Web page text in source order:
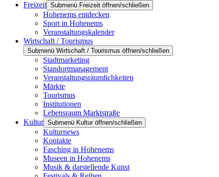
Freizeit Submenü Freizeit öffnen/schließen
Hohenems entdecken
Sport in Hohenems
Veranstaltungskalender
Wirtschaft / Tourismus
Submenü Wirtschaft / Tourismus öffnen/schließen
Stadtmarketing
Standortmanagement
Veranstaltungsräumlichkeiten
Märkte
Tourismus
Institutionen
Lebensraum Marktstraße
Kultur Submenü Kultur öffnen/schließen
Kulturnews
Kontakte
Fasching in Hohenems
Museen in Hohenems
Musik & darstellende Kunst